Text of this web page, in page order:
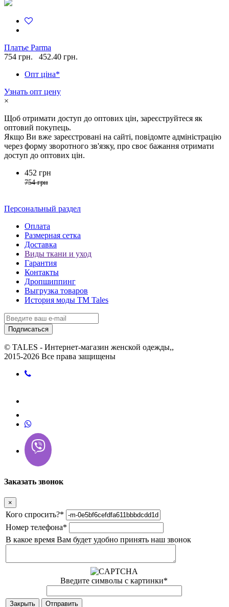
Платье Parma
754 грн.
452.40 грн.
Опт ціна*
Узнать опт цену
×
Щоб отримати доступ до оптових цін, зареєструйтеся як
оптовий покупець.
Якщо Ви вже зареєстровані на сайті, повідомте адміністрацію
через форму зворотного зв'язку, про своє бажання отримати
доступ до оптових цін.
452 грн
754 грн
Персональный раздел
Оплата
Размерная сетка
Доставка
Виды ткани и уход
Гарантия
Контакты
Дропшиппинг
Выгрузка товаров
История моды ТМ Tales
Подписаться
© TALES - Интернет-магазин женской одежды,,
2015-2026 Все права защищены
Заказать звонок
×
Кого спросить?*
Номер телефона*
В какое время Вам будет удобно принять наш звонок
Введите символы с картинки*
Закрыть